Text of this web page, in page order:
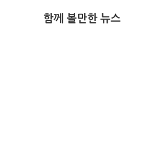
함께 볼만한 뉴스